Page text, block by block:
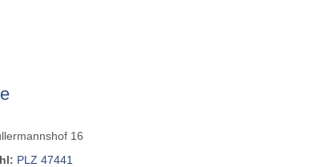
16
PLZ 47441